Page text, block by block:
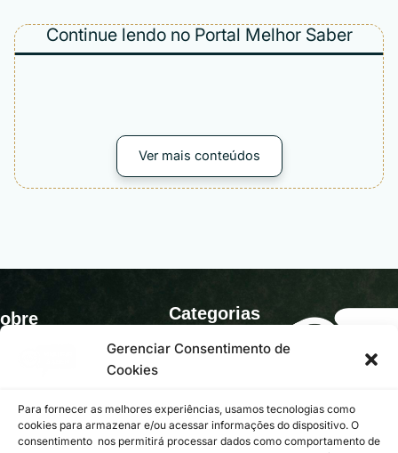
Gerenciar Consentimento de
Cookies
Para fornecer as melhores experiências, usamos tecnologias como
cookies para armazenar e/ou acessar informações do dispositivo. O
consentimento nos permitirá processar dados como comportamento de
Continue lendo no Portal Melhor Saber
Ver mais conteúdos
para evolução
Categorias
Saúde